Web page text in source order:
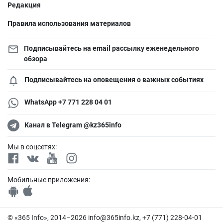
Редакция
Правила использования материалов
Подписывайтесь на email рассылку еженедельного
обзора
Подписывайтесь на оповещения о важных событиях
WhatsApp +7 771 228 04 01
Канал в Telegram @kz365info
Мы в соцсетях:
Мобильные приложения:
© «365 Info», 2014–2026 info@365info.kz, +7 (771) 228-04-01